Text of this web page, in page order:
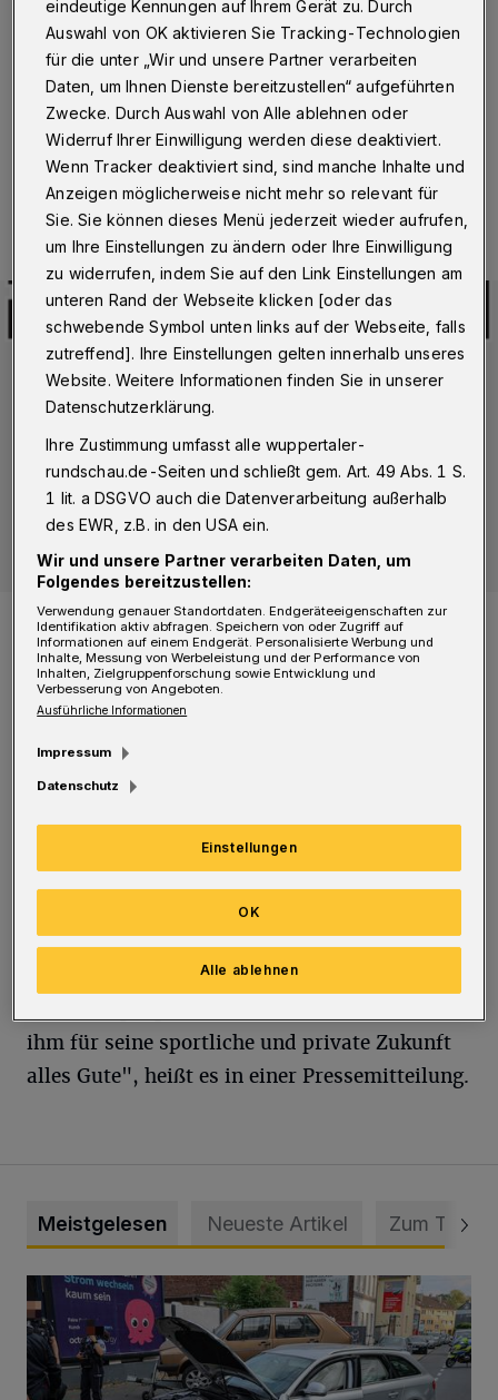
Wuppertal / Köln · Die Kölner Haie und Stürmer Dylan
Wruck haben sich darauf geeinigt, ihren laufenden
Vertrag in beidseitigem Einvernehmen zum 30. April
2018 aufzulösen.
Eine Minute Lesezeit
Das Logo der Kölner Haie.
Foto: Verein
Der 25-Jährige Kanadier mit deutschem Pass
absolvierte insgesamt 40 Pflichtspiele (zwei
"Die Kölner Haie bedanken sich bei Dylan
Wruck für seinen Einsatz und seine Leistung
ihm für seine sportliche und private Zukunft
alles Gute", heißt es in einer Pressemitteilung.
Meistgelesen Neueste Artikel Zum Thema
Schwerer Unfall mit 2,48 Promille
eindeutige Kennungen auf Ihrem Gerät zu. Durch
Auswahl von OK aktivieren Sie Tracking-Technologien
für die unter „Wir und unsere Partner verarbeiten
Daten, um Ihnen Dienste bereitzustellen“ aufgeführten
Zwecke. Durch Auswahl von Alle ablehnen oder
Widerruf Ihrer Einwilligung werden diese deaktiviert.
Wenn Tracker deaktiviert sind, sind manche Inhalte und
Anzeigen möglicherweise nicht mehr so relevant für
Sie. Sie können dieses Menü jederzeit wieder aufrufen,
um Ihre Einstellungen zu ändern oder Ihre Einwilligung
zu widerrufen, indem Sie auf den Link Einstellungen am
unteren Rand der Webseite klicken [oder das
schwebende Symbol unten links auf der Webseite, falls
zutreffend]. Ihre Einstellungen gelten innerhalb unseres
Website. Weitere Informationen finden Sie in unserer
Datenschutzerklärung.
Ihre Zustimmung umfasst alle wuppertaler-
rundschau.de-Seiten und schließt gem. Art. 49 Abs. 1 S.
1 lit. a DSGVO auch die Datenverarbeitung außerhalb
des EWR, z.B. in den USA ein.
Wir und unsere Partner verarbeiten Daten, um
Folgendes bereitzustellen:
Verwendung genauer Standortdaten. Endgeräteeigenschaften zur
Identifikation aktiv abfragen. Speichern von oder Zugriff auf
Informationen auf einem Endgerät. Personalisierte Werbung und
Inhalte, Messung von Werbeleistung und der Performance von
Inhalten, Zielgruppenforschung sowie Entwicklung und
Verbesserung von Angeboten.
Ausführliche Informationen
Impressum
Datenschutz
Einstellungen
Alle ablehnen
OK